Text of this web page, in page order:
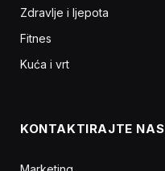
Zdravlje i ljepota
Fitnes
Kuća i vrt
KONTAKTIRAJTE NAS